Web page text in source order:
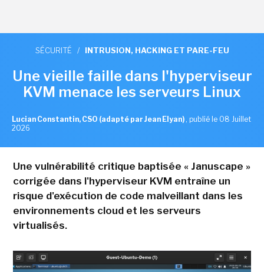
SÉCURITÉ / INTRUSION, HACKING ET PARE-FEU
Une vieille faille dans l'hyperviseur
KVM menace les serveurs Linux
Lucian Constantin, CSO (adapté par Jean Elyan) , publié le 08 Juillet
2026
Une vulnérabilité critique baptisée « Januscape »
corrigée dans l'hyperviseur KVM entraîne un
risque d'exécution de code malveillant dans les
environnements cloud et les serveurs
virtualisés.